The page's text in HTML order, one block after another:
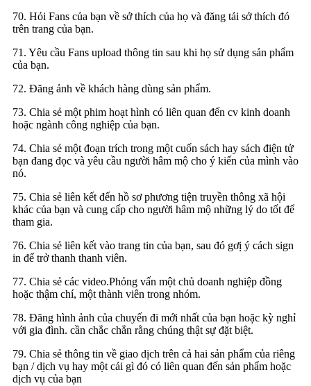
70. Hỏi Fans của bạn về sở thích của họ và đăng tải sở thích đó
trên trang của bạn.
71. Yêu cầu Fans upload thông tin sau khi họ sử dụng sản phẩm
của bạn.
72. Đăng ảnh về khách hàng dùng sản phẩm.
73. Chia sẻ một phim hoạt hình có liên quan đến cv kinh doanh
hoặc ngành công nghiệp của bạn.
74. Chia sẻ một đoạn trích trong một cuốn sách hay sách điện tử
bạn đang đọc và yêu cầu người hâm mộ cho ý kiến của mình vào
nó.
75. Chia sẻ liên kết đến hồ sơ phương tiện truyền thông xã hội
khác của bạn và cung cấp cho người hâm mộ những lý do tốt để
tham gia.
76. Chia sẻ liên kết vào trang tin của bạn, sau đó gơị ý cách sign
in để trở thanh thanh viên.
77. Chia sẻ các video.Phỏng vấn một chủ doanh nghiệp đồng
hoặc thậm chí, một thành viên trong nhóm.
78. Đăng hình ảnh của chuyến đi mới nhất của bạn hoặc kỳ nghỉ
với gia đình. cần chắc chắn rằng chúng thật sự đặt biệt.
79. Chia sẻ thông tin về giao dịch trên cả hai sản phẩm của riêng
bạn / dịch vụ hay một cái gì đó có liên quan đến sản phẩm hoặc
dịch vụ của bạn